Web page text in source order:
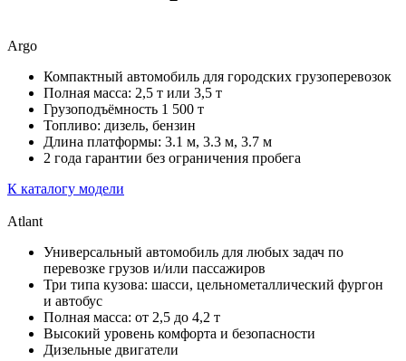
Argo
Компактный автомобиль для городских грузоперевозок
Полная масса: 2,5 т или 3,5 т
Грузоподъёмность 1 500 т
Топливо: дизель, бензин
Длина платформы: 3.1 м, 3.3 м, 3.7 м
2 года гарантии без ограничения пробега
К каталогу модели
Atlant
Универсальный автомобиль для любых задач по
перевозке грузов и/или пассажиров
Три типа кузова: шасси, цельнометаллический фургон
и автобус
Полная масса: от 2,5 до 4,2 т
Высокий уровень комфорта и безопасности
Дизельные двигатели